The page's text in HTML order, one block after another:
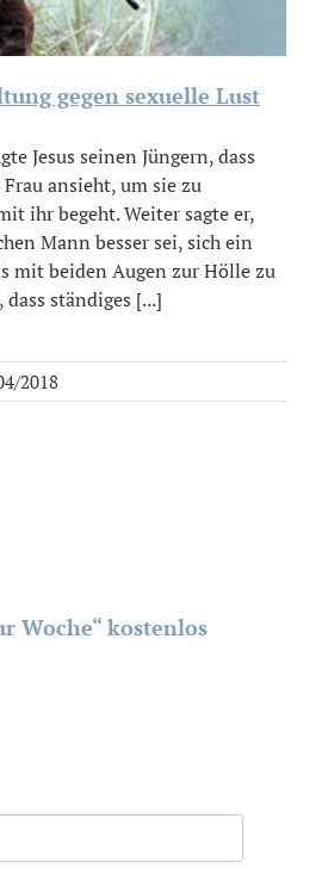
gegen sexuelle Lust
Jesus seinen Jüngern, dass
ansieht, um sie zu
ihr begeht. Weiter sagte er,
Mann besser sei, sich ein
mit beiden Augen zur Hölle zu
ständiges [...]
2018
Woche“ kostenlos